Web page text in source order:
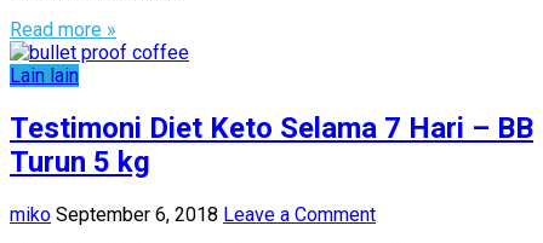
Read more »
Lain lain
Testimoni Diet Keto Selama 7 Hari – BB
Turun 5 kg
miko September 6, 2018 Leave a Comment